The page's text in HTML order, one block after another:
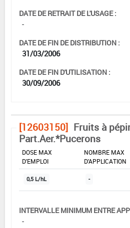
DATE DE RETRAIT DE L'USAGE :
-
DATE DE FIN DE DISTRIBUTION :
31/03/2006
DATE DE FIN D'UTILISATION :
30/09/2006
[12603150] Fruits à
Part.Aer.*Pucerons
DOSE MAX
D'EMPLOI
NOMBRE MAX
D'APPLICATION
0,5 L/hL -
INTERVALLE MINIMUM ENTRE
-